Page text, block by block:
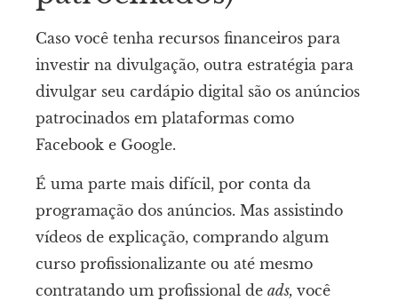
Caso você tenha recursos financeiros para
investir na divulgação, outra estratégia para
divulgar seu cardápio digital são os anúncios
patrocinados em plataformas como
Facebook e Google.
É uma parte mais difícil, por conta da
programação dos anúncios. Mas assistindo
vídeos de explicação, comprando algum
curso profissionalizante ou até mesmo
contratando um profissional de ads, você